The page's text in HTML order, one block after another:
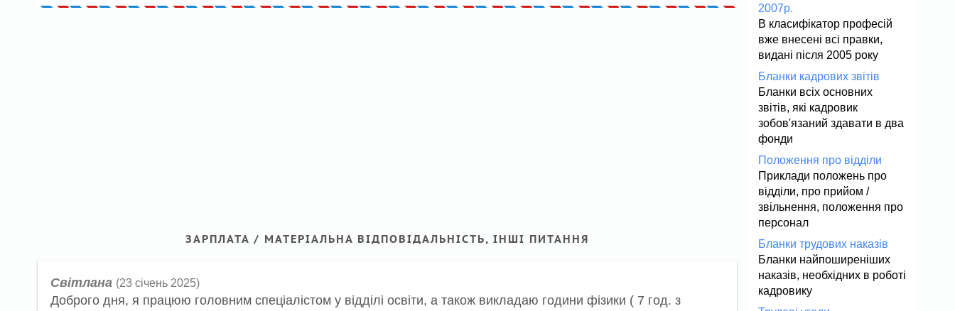
ЗАРПЛАТА / МАТЕРІАЛЬНА ВІДПОВІДАЛЬНІСТЬ, ІНШІ ПИТАННЯ
Світлана (23 січень 2025)
Доброго дня, я працюю головним спеціалістом у відділі освіти, а також викладаю години фізики ( 7 год. з
2007р.
В класифікатор професій
вже внесені всі правки,
видані після 2005 року
Бланки кадрових звітів
Бланки всіх основних
звітів, які кадровик
зобов'язаний здавати в два
фонди
Положення про відділи
Приклади положень про
відділи, про прийом /
звільнення, положення про
персонал
Бланки трудових наказів
Бланки найпоширеніших
наказів, необхідних в роботі
кадровику